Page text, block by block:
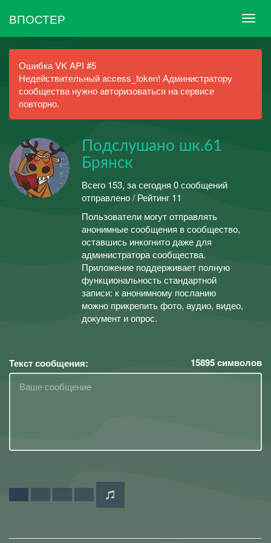
ВПОСТЕР
Ошибка VK API #5
Недействительный access_token! Администратору
сообщества нужно авторизоваться на сервисе
повторно.
Подслушано шк.61
Брянск
Всего 153, за сегодня 0 сообщений
отправлено / Рейтинг 11
Пользователи могут отправлять
анонимные сообщения в сообщество,
оставшись инкогнито даже для
администратора сообщества.
Приложение поддерживает полную
функциональность стандартной
записи: к анонимному посланию
можно прикрепить фото, аудио, видео,
документ и опрос.
Текст сообщения: 15895символов